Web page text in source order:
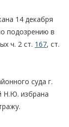
14 декабря
подозрению в
ч. 2 ст. 167, ст.
суда г.
Н.Ю. избрана